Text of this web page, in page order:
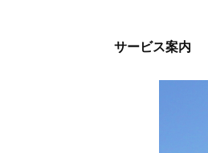
サービス案内